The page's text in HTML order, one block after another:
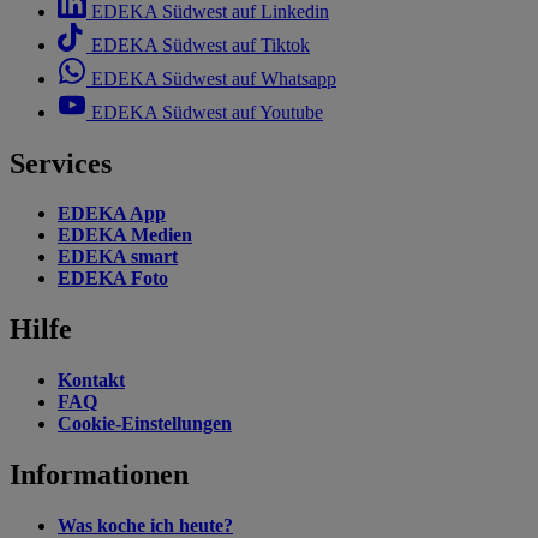
EDEKA Südwest auf Linkedin
EDEKA Südwest auf Tiktok
EDEKA Südwest auf Whatsapp
EDEKA Südwest auf Youtube
Services
EDEKA App
EDEKA Medien
EDEKA smart
EDEKA Foto
Hilfe
Kontakt
FAQ
Cookie-Einstellungen
Informationen
Was koche ich heute?